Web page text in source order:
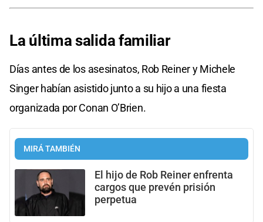
La última salida familiar
Días antes de los asesinatos, Rob Reiner y Michele
Singer habían asistido junto a su hijo a una fiesta
organizada por Conan O’Brien.
MIRÁ TAMBIÉN
El hijo de Rob Reiner enfrenta
cargos que prevén prisión
perpetua